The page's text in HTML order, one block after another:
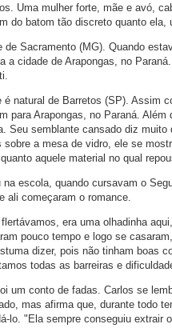
Uma mulher forte, mãe e avó,
do batom tão discreto quanto ela,
de Sacramento (MG). Quando
a cidade de Arapongas, no
é natural de Barretos (SP). Assim
para Arapongas, no Paraná.
Seu semblante cansado diz muito
a mesa de vidro, ele se
aquele material no qual
escola, quando cursavam o
ali começaram o romance.
era uma olhadinha
pouco tempo e logo se
dizer, pois não tinham boas
todas as barreiras e
um conto de fadas. Carlos se
mas afirma que, durante todo
lo. "Ela sempre conseguiu extrair